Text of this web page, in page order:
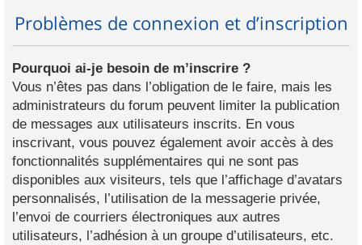
Problèmes de connexion et d’inscription
Pourquoi ai-je besoin de m’inscrire ?
Vous n’êtes pas dans l’obligation de le faire, mais les
administrateurs du forum peuvent limiter la publication
de messages aux utilisateurs inscrits. En vous
inscrivant, vous pouvez également avoir accès à des
fonctionnalités supplémentaires qui ne sont pas
disponibles aux visiteurs, tels que l’affichage d’avatars
personnalisés, l’utilisation de la messagerie privée,
l’envoi de courriers électroniques aux autres
utilisateurs, l’adhésion à un groupe d’utilisateurs, etc.